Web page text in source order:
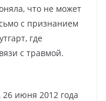
что не может
с признанием
где
с травмой.
июня 2012 года